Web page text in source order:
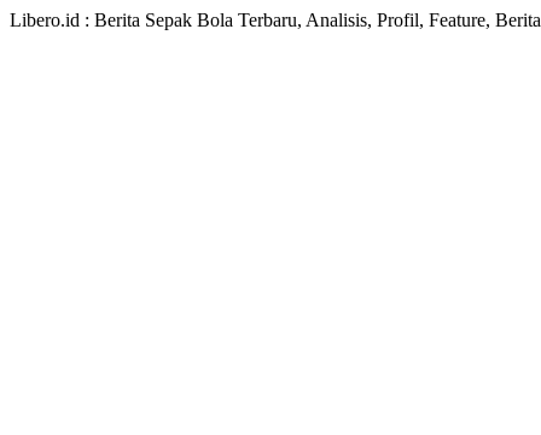
Libero.id : Berita Sepak Bola Terbaru, Analisis, Profil, Feature,